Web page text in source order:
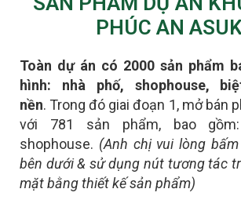
PHÚC AN
Toàn dự án có 2000 sản phẩm
hình: nhà phố, shophouse,
nền. Trong đó giai đoạn 1, mở bán
với 781 sản phẩm, bao
shophouse. (Anh chị vui lòng
bên dưới & sử dụng nút tương tác
mặt bằng thiết kế sản phẩm)